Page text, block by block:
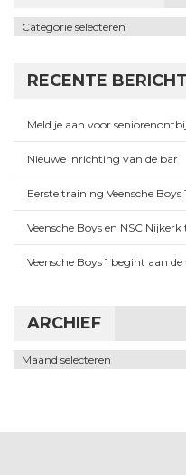
Categorieën
RECENTE
Meld je aan voor
Nieuwe inrichting van de bar
Eerste training Veensche Boys
Veensche Boys en NSC
Veensche Boys 1 begint aan
ARCHIEF
Archief